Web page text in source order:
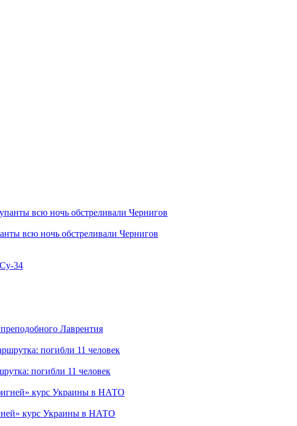
всю ночь обстреливали Чернигов
34
Лаврентия
погибли 11 человек
курс Украины в НАТО